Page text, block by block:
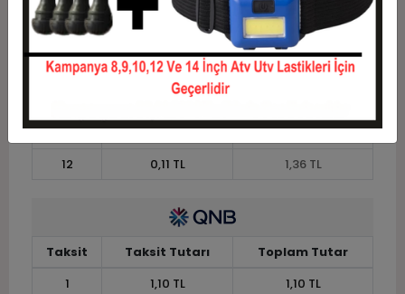
7
0,18 TL
1,27 TL
8
1,29 TL
9
0,15 TL
1,31 TL
11
0,12 TL
1,34 TL
12
0,11 TL 1,36 TL
Taksit Taksit Tutarı
Toplam Tutar
1
1,10 TL
1,10 TL